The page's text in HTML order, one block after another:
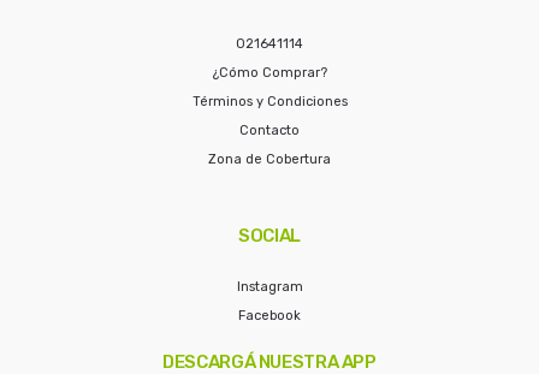
021641114
¿Cómo Comprar?
Términos y Condiciones
Contacto
Zona de Cobertura
SOCIAL
Instagram
Facebook
DESCARGÁ NUESTRA APP